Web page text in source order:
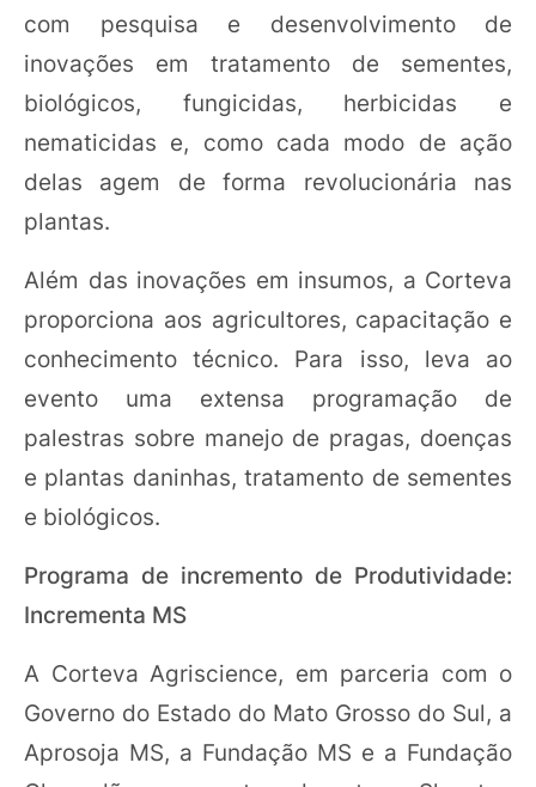
com pesquisa e desenvolvimento de
inovações em tratamento de sementes,
biológicos, fungicidas, herbicidas e
nematicidas e, como cada modo de ação
delas agem de forma revolucionária nas
plantas.
Além das inovações em insumos, a Corteva
proporciona aos agricultores, capacitação e
conhecimento técnico. Para isso, leva ao
evento uma extensa programação de
palestras sobre manejo de pragas, doenças
e plantas daninhas, tratamento de sementes
e biológicos.
Programa de incremento de Produtividade:
Incrementa MS
A Corteva Agriscience, em parceria com o
Governo do Estado do Mato Grosso do Sul, a
Aprosoja MS, a Fundação MS e a Fundação